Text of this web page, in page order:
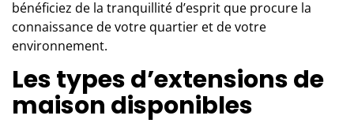
bénéficiez de la tranquillité d’esprit que procure la
connaissance de votre quartier et de votre
environnement.
Les types d’extensions de
maison disponibles